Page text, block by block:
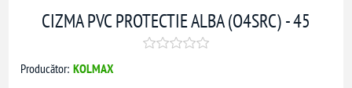
CIZMA PVC PROTECTIE ALBA (O4SRC) - 45
Producător: KOLMAX